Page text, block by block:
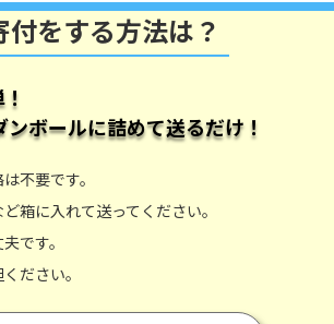
をする方法は？
ンボールに詰めて送るだけ！
不要です。
箱に入れて送ってください。
です。
ださい。